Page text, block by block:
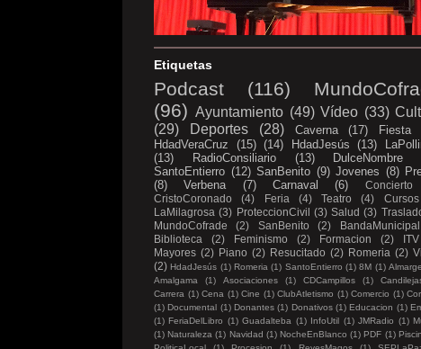
Etiquetas
Podcast (116)
(96) Ayuntamiento (49) Vídeo (33)
(29)
Deportes (28) Caverna (17) Fiesta
HdadVeraCruz
(15) (14) HdadJesús (13)
(13)
RadioConsiliario (13) DulceNombre
SantoEntierro (12) SanBenito (9) Jovenes (8)
(8)
Verbena (7) Carnaval (6) Concierto
CristoCoronado
(4) Feria (4) Teatro (4) Cursos
LaMilagrosa (3) ProteccionCivil (3) Salud (3)
MundoCofrade
(2) SanBenito (2) BandaMunicipal
Biblioteca
(2) Feminismo (2) Formacion (2) ITV
Mayores (2) Piano (2) Resucitado (2) Romeria (2)
(2) HdadJesús (1) Romeria (1) SantoEntierro (1) 8M (1)
Amalgama
(1) Asociaciones (1) CDCampillos (1)
Carrera (1) Cena (1) Cine (1) ClubAtletismo (1) Comercio (1)
(1) Documental (1) Donantes (1) Donativos (1) Educacion (1)
(1) FeriaDelLibro (1) Guadalteba (1) InfoUtil (1) JMRadio (1)
(1) Naturaleza (1) Navidad (1) NocheEnBlanco (1) PDF (1)